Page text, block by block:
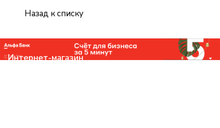
Назад к списку
Интернет-магазин